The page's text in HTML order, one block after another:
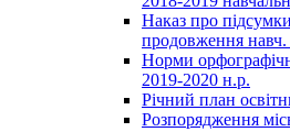
Наказ про
продовження навч.
Норми
2019-2020 н.р.
Річний план
Розпорядження